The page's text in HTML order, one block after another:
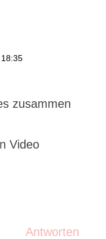
zusammen
Video
Antworten